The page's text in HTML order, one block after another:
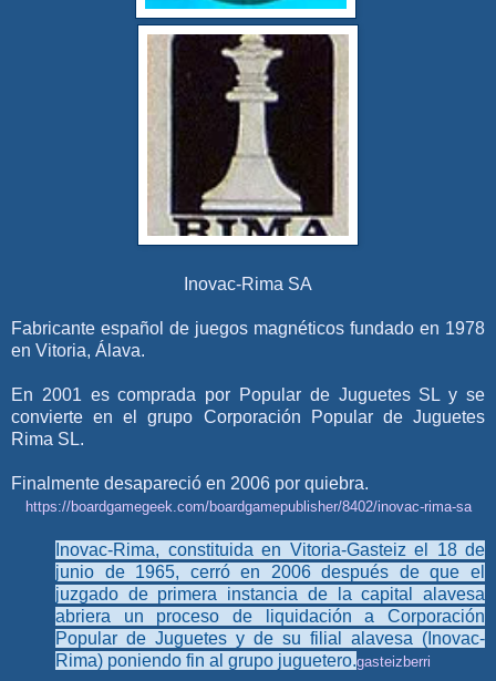
Inovac-Rima SA
Fabricante español de juegos magnéticos fundado en 1978
en Vitoria, Álava.
En 2001 es comprada por Popular de Juguetes SL y se
convierte en el grupo Corporación Popular de Juguetes
Rima SL.
Finalmente desapareció en 2006 por quiebra.
https://boardgamegeek.com/boardgamepublisher/8402/inovac-rima-sa
Inovac-Rima, constituida en Vitoria-Gasteiz el 18 de
junio de 1965, cerró en 2006 después de que el
juzgado de primera instancia de la capital alavesa
abriera un proceso de liquidación a Corporación
Popular de Juguetes y de su filial alavesa (Inovac-
Rima) poniendo fin al grupo juguetero.gasteizberri